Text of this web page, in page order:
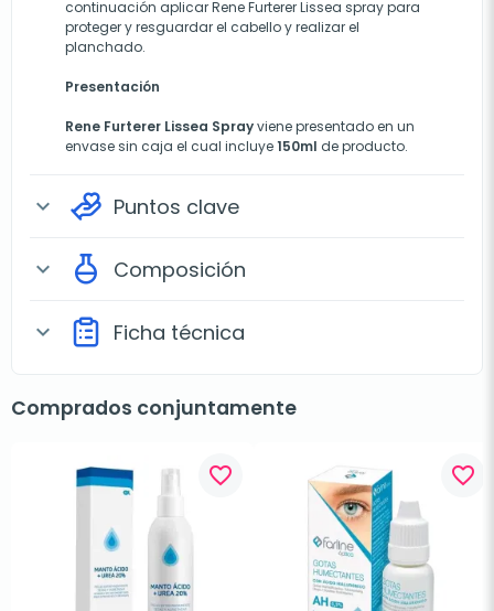
continuación aplicar Rene Furterer Lissea spray para
proteger y resguardar el cabello y realizar el
planchado.
Presentación
Rene Furterer Lissea Sprayviene presentado en un
envase sin caja el cual incluye150ml de producto.
expand_more Puntos clave
expand_more Composición
expand_more Ficha técnica
Comprados conjuntamente
favorite_border favorite_border